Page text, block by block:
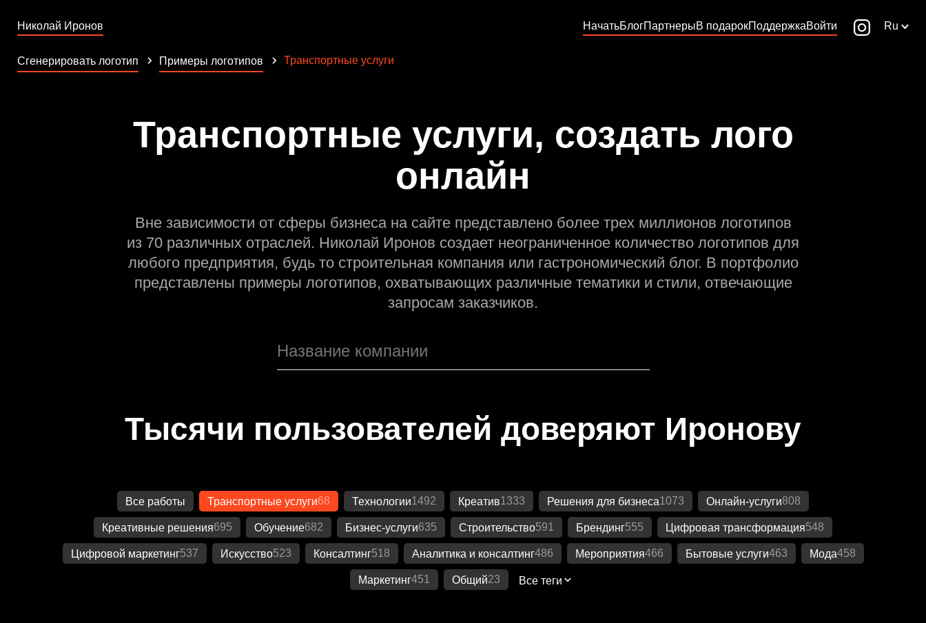
Николай Иронов НачатьБлогПартнерыВ подарокПоддержкаВойти Ru
Сгенерировать логотип Примеры логотипов Транспортные услуги
Транспортные услуги, создать лого
онлайн
Вне зависимости от сферы бизнеса на сайте представлено более трех миллионов логотипов
из 70 различных отраслей. Николай Иронов создает неограниченное количество логотипов для
любого предприятия, будь то строительная компания или гастрономический блог. В портфолио
представлены примеры логотипов, охватывающих различные тематики и стили, отвечающие
запросам заказчиков.
Тысячи пользователей доверяют Иронову
Все работы Транспортные услуги68 Технологии1492 Креатив1333 Решения для бизнеса1073 Онлайн-услуги808
Креативные решения695 Обучение682 Бизнес-услуги635 Строительство591 Брендинг555 Цифровая трансформация548
Цифровой маркетинг537 Искусство523 Консалтинг518 Аналитика и консалтинг486 Мероприятия466 Бытовые услуги463 Мода458
Маркетинг451 Общий23 Все теги